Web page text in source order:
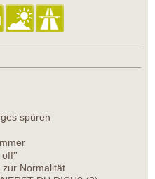
spüren
off''
Normalität